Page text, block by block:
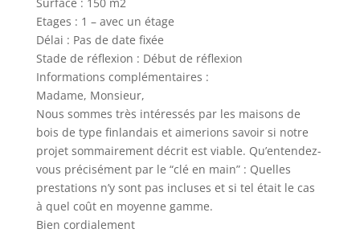
Etages : 1 – avec un étage
Délai : Pas de date fixée
Stade de réflexion : Début de réflexion
Informations complémentaires :
Madame, Monsieur,
Nous sommes très intéressés par les maisons de
bois de type finlandais et aimerions savoir si notre
projet sommairement décrit est viable. Qu’entendez-
vous précisément par le “clé en main” : Quelles
prestations n’y sont pas incluses et si tel était le cas
à quel coût en moyenne gamme.
Bien cordialement